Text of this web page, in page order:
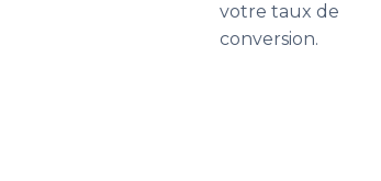
votre taux de
conversion.